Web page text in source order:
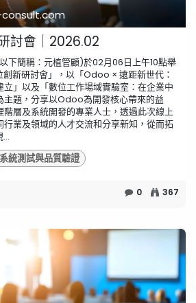
討會｜2026.02
下簡稱：元植管顧)於02月06日上午10點舉
新研討會」，以「Odoo × 遠距新世代：
」以及「數位工作場域實驗室：在企業中
主題，分享以Odoo為開發核心帶來的益
層及系統開發的專業人士，透過此次線上
業及領域的人才交流和分享新知，從而拓
系統測試與品質驗證
0 367